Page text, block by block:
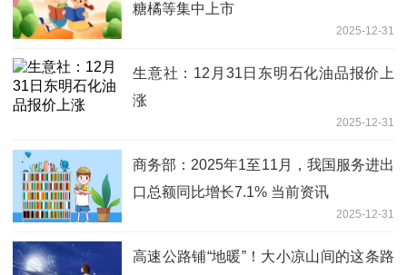
糖橘等集中上市
2025-12-31
生意社：12月31日东明石化油品报价上
涨
2025-12-31
商务部：2025年1至11月，我国服务进出
口总额同比增长7.1% 当前资讯
2025-12-31
高速公路铺“地暖”！大小凉山间的这条路